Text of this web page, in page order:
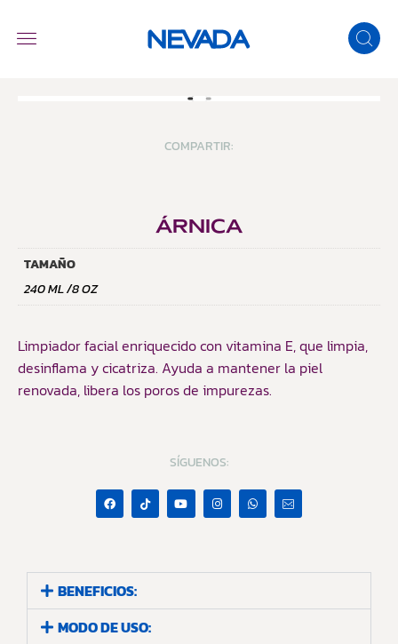
COMPARTIR:
ÁRNICA
TAMAÑO
240 ML /8 OZ
Limpiador facial enriquecido con vitamina E, que limpia,
desinflama y cicatriza. Ayuda a mantener la piel
renovada, libera los poros de impurezas.
SÍGUENOS:
BENEFICIOS:
MODO DE USO: